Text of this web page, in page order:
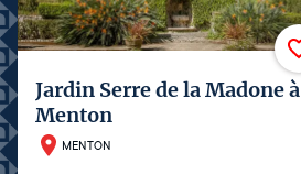
Jardin Serre de la Madone à
Menton
MENTON